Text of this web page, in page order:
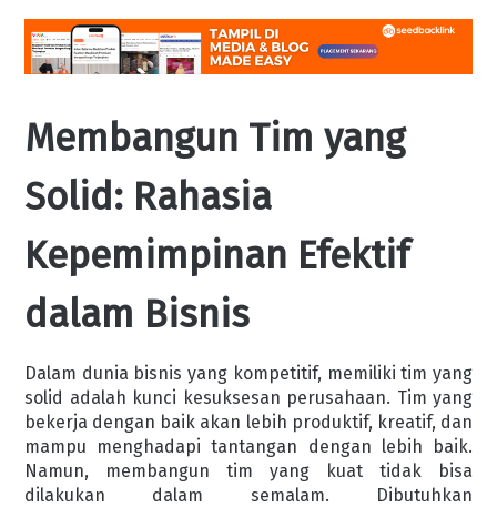
Membangun Tim yang
Solid: Rahasia
Kepemimpinan Efektif
dalam Bisnis
Dalam dunia bisnis yang kompetitif, memiliki tim yang
solid adalah kunci kesuksesan perusahaan. Tim yang
bekerja dengan baik akan lebih produktif, kreatif, dan
mampu menghadapi tantangan dengan lebih baik.
Namun, membangun tim yang kuat tidak bisa
dilakukan dalam semalam. Dibutuhkan